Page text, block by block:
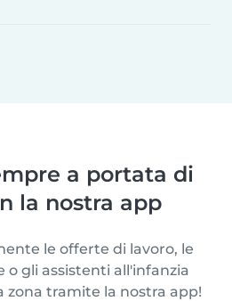
a portata di
la nostra app
le offerte di lavoro, le
o gli assistenti all'infanzia
zona tramite la nostra app!